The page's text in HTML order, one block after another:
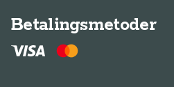
Betalingsmetoder